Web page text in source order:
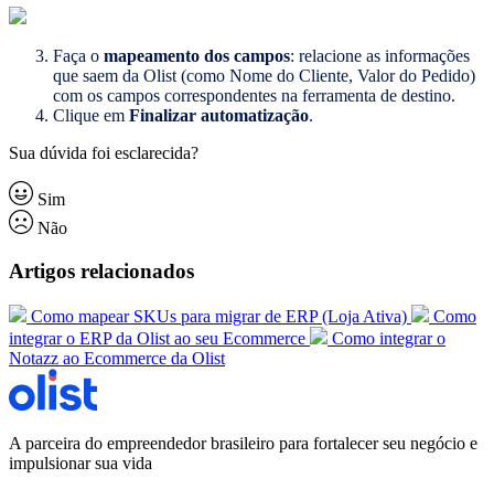
Faça o mapeamento dos campos: relacione as informações
que saem da Olist (como Nome do Cliente, Valor do Pedido)
com os campos correspondentes na ferramenta de destino.
Clique em Finalizar automatização.
Sua dúvida foi esclarecida?
Sim
Não
Artigos relacionados
Como mapear SKUs para migrar de ERP (Loja Ativa)
Como
integrar o ERP da Olist ao seu Ecommerce
Como integrar o
Notazz ao Ecommerce da Olist
A parceira do empreendedor brasileiro para fortalecer seu negócio e
impulsionar sua vida